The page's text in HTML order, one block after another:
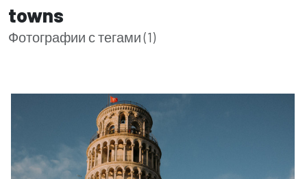
towns
Фотографии с тегами (1)